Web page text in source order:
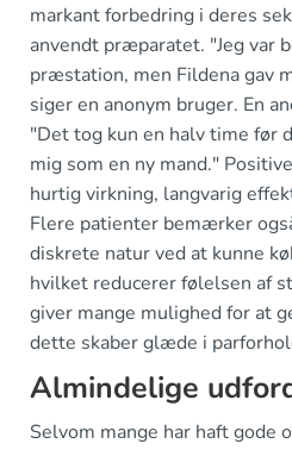
markant forbedring i deres
anvendt præparatet. "Jeg var
præstation, men Fildena gav
siger en anonym bruger. En
"Det tog kun en halv time før
mig som en ny mand."
hurtig virkning, langvarig
Flere patienter bemærker
diskrete natur ved at kunne
hvilket reducerer følelsen af
giver mange mulighed for at
dette skaber glæde i
Almindelige
Selvom mange har haft gode